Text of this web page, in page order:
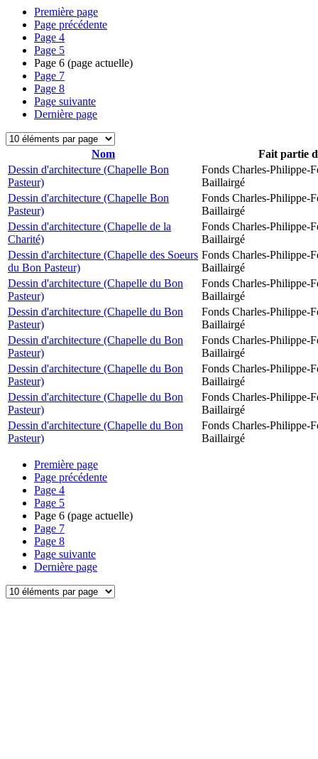
Première page
Page précédente
Page 4
Page 5
Page 6 (page actuelle)
Page 7
Page 8
Page suivante
Dernière page
Nom
Fait partie
Dessin d'architecture (Chapelle Bon
Pasteur)
Fonds Charles-Philippe-
Baillairgé
Dessin d'architecture (Chapelle Bon
Pasteur)
Fonds Charles-Philippe-
Baillairgé
Dessin d'architecture (Chapelle de la
Charité)
Fonds Charles-Philippe-
Baillairgé
Dessin d'architecture (Chapelle des Soeurs
du Bon Pasteur)
Fonds Charles-Philippe-
Baillairgé
Dessin d'architecture (Chapelle du Bon
Pasteur)
Fonds Charles-Philippe-
Baillairgé
Dessin d'architecture (Chapelle du Bon
Pasteur)
Fonds Charles-Philippe-
Baillairgé
Dessin d'architecture (Chapelle du Bon
Pasteur)
Fonds Charles-Philippe-
Baillairgé
Dessin d'architecture (Chapelle du Bon
Pasteur)
Fonds Charles-Philippe-
Baillairgé
Dessin d'architecture (Chapelle du Bon
Pasteur)
Fonds Charles-Philippe-
Baillairgé
Dessin d'architecture (Chapelle du Bon
Pasteur)
Fonds Charles-Philippe-
Baillairgé
Première page
Page précédente
Page 4
Page 5
Page 6 (page actuelle)
Page 7
Page 8
Page suivante
Dernière page